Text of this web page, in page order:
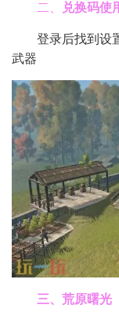
二、 兑换码使
登录后找到设
武器
三、荒原曙光